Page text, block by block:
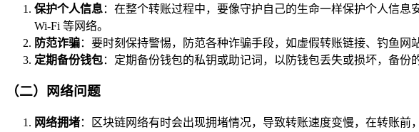
保护个人信息：在整个转账过程中，要像守护自己的生命一样保护个人信
Wi-Fi 等网络。
防范诈骗：要时刻保持警惕，防范各种诈骗手段，如虚假转账链接、钓鱼
定期备份钱包：定期备份钱包的私钥或助记词，以防钱包丢失或损坏，备
（二）网络问题
网络拥堵：区块链网络有时会出现拥堵情况，导致转账速度变慢，在转账